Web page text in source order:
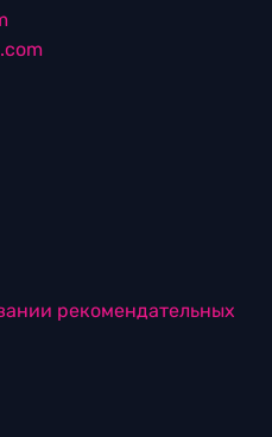
рекомендательных